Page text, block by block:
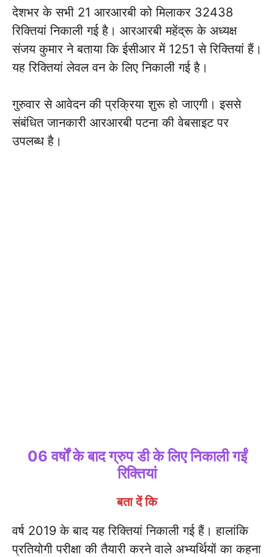
देशभर के सभी 21 आरआरबी को मिलाकर 32438
रिक्तियां निकाली गई है। आरआरबी महेंद्रू के अध्यक्ष
संजय कुमार ने बताया कि ईसीआर में 1251 से रिक्तियां हैं।
यह रिक्तियां लेवल वन के लिए निकाली गई है।
गुरुवार से आवेदन की प्रक्रिया शुरू हो जाएगी। इससे
संबंधित जानकारी आरआरबी पटना की वेबसाइट पर
उपलब्ध है।
06 वर्षों के बाद ग्रुप डी के लिए निकाली गईं
रिक्तियां
बता दें कि
वर्ष 2019 के बाद यह रिक्तियां निकाली गई हैं। हालांकि
प्रतियोगी परीक्षा की तैयारी करने वाले अभ्यर्थियों का कहना